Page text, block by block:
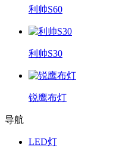
利帅S60
利帅S30
锐鹰布灯
导航
LED灯